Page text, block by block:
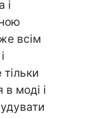
і
всім
в моді і